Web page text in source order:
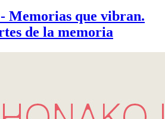
- Memorias que vibran.
de la memoria